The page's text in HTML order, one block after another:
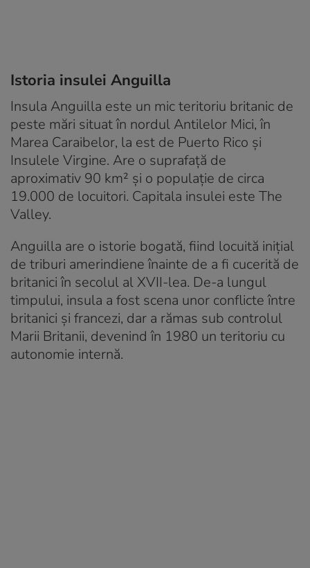
Istoria insulei Anguilla
Insula Anguilla este un mic teritoriu britanic de
peste mări situat în nordul Antilelor Mici, în
Marea Caraibelor, la est de Puerto Rico și
Insulele Virgine. Are o suprafață de
aproximativ 90 km² și o populație de circa
19.000 de locuitori. Capitala insulei este The
Valley.
Anguilla are o istorie bogată, fiind locuită inițial
de triburi amerindiene înainte de a fi cucerită de
britanici în secolul al XVII-lea. De-a lungul
timpului, insula a fost scena unor conflicte între
britanici și francezi, dar a rămas sub controlul
Marii Britanii, devenind în 1980 un teritoriu cu
autonomie internă.